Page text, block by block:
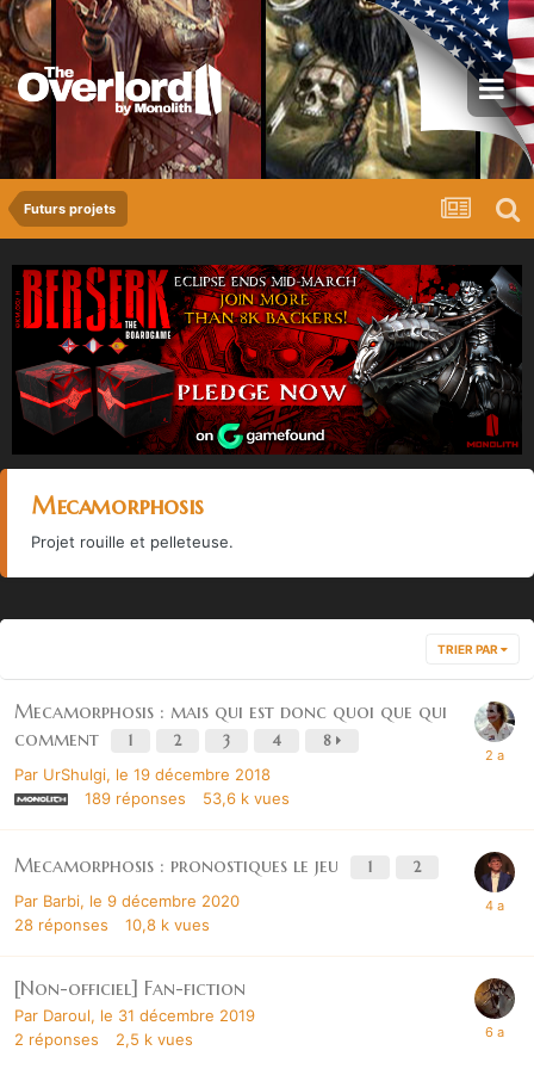
Futurs projets
Mecamorphosis
Projet rouille et pelleteuse.
TRIER PAR
Mecamorphosis : mais qui est donc quoi que qui
comment
1 2 3 4 8
Par UrShulgi, le 19 décembre 2018
189 réponses 53,6 k vues
Mecamorphosis : pronostiques le jeu 1 2
Par Barbi, le 9 décembre 2020
28 réponses 10,8 k vues
[Non-officiel] Fan-fiction
Par Daroul, le 31 décembre 2019
2 réponses 2,5 k vues